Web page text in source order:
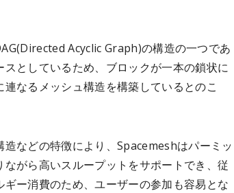
Acyclic Graph)の構造の一つであ
としているため、ブロックが一本の鎖状に
なるメッシュ構造を構築しているとのこ
などの特徴により、Spacemeshはパーミッ
がら高いスループットをサポートでき、従
ー消費のため、ユーザーの参加も容易とな